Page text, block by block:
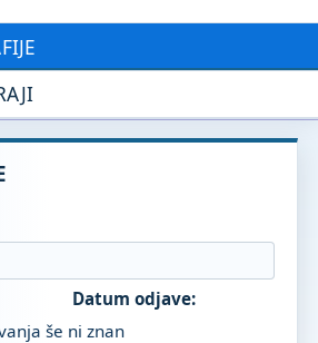
Datum odjave:
še ni znan